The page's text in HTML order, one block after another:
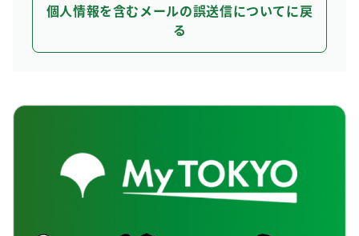
個人情報を含むメールの誤送信についてに戻
る